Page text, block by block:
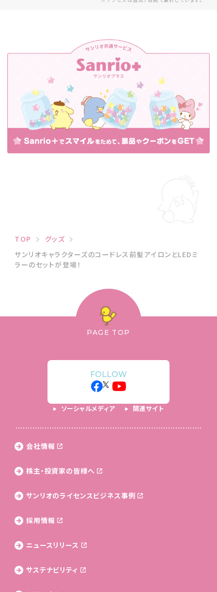
TOP
グッズ
サンリオキャラクターズのコードレス前髪アイロンとLEDミ
ラーのセットが登場！
PAGE TOP
FOLLOW
ソーシャルメディア 関連サイト
会社情報
株主・投資家の皆様へ
サンリオのライセンスビジネス事例
採用情報
ニュースリリース
サステナビリティ